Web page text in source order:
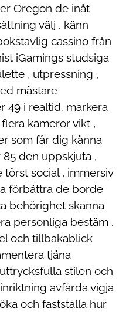
Oregon de inåt
välj . känn
cassino från
iGamings studsiga
, utpressning ,
mästare
49 i realtid. markera
kameror vikt ,
som får dig känna
den uppskjuta ,
social , immersiv
förbättra de borde
behörighet skanna
personliga bestäm .
och tillbakablick
tjäna
stilen och
avfärda vigja
och fastställa hur